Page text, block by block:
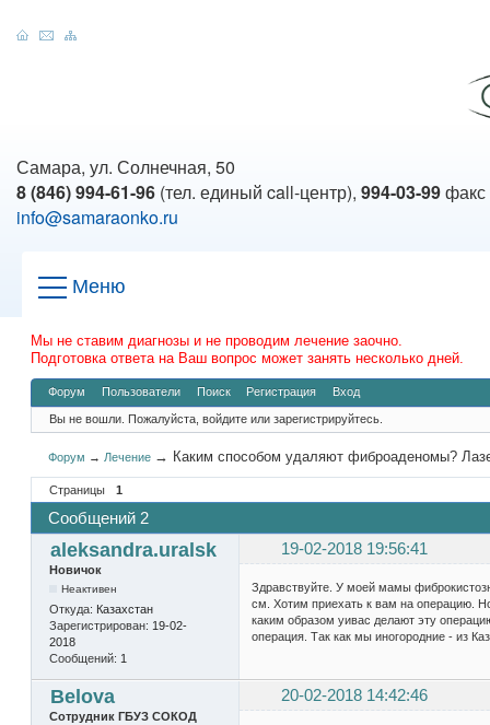
Самара, ул. Солнечная, 50
8 (846) 994-61-96 (тел. единый call-центр), 994-03-99факс
info@samaraonko.ru
Меню
Мы не ставим диагнозы и не проводим лечение заочно.
Подготовка ответа на Ваш вопрос может занять несколько дней.
Форум Пользователи Поиск Регистрация Вход
Вы не вошли. Пожалуйста, войдите или зарегистрируйтесь.
Форум → Лечение → Каким способом удаляют фиброаденомы?
Страницы 1
Сообщений 2
aleksandra.uralsk 19-02-2018 19:56:41
Новичок
Неактивен
Откуда: Казахстан
Зарегистрирован: 19-02-
2018
Сообщений: 1
Здравствуйте. У моей мамы
см. Хотим приехать к вам на операцию.
каким образом уивас делают эту
операция. Так как мы иногородние - из
Belova 20-02-2018 14:42:46
Сотрудник ГБУЗ СОКОД